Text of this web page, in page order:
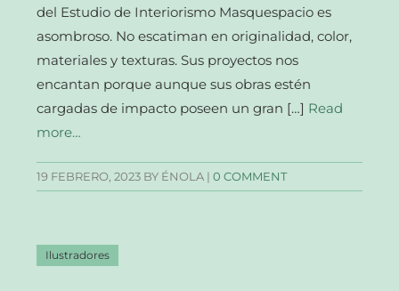
del Estudio de Interiorismo Masquespacio es
asombroso. No escatiman en originalidad, color,
materiales y texturas. Sus proyectos nos
encantan porque aunque sus obras estén
cargadas de impacto poseen un gran […] Read
more…
19 FEBRERO, 2023 BY ÉNOLA |0 COMMENT
Ilustradores